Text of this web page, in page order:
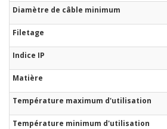
Diamètre de câble minimum
Filetage
Indice IP
Matière
Température maximum d'utilisation
Température minimum d'utilisation